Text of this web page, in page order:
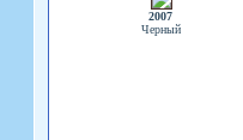
2007
Черный